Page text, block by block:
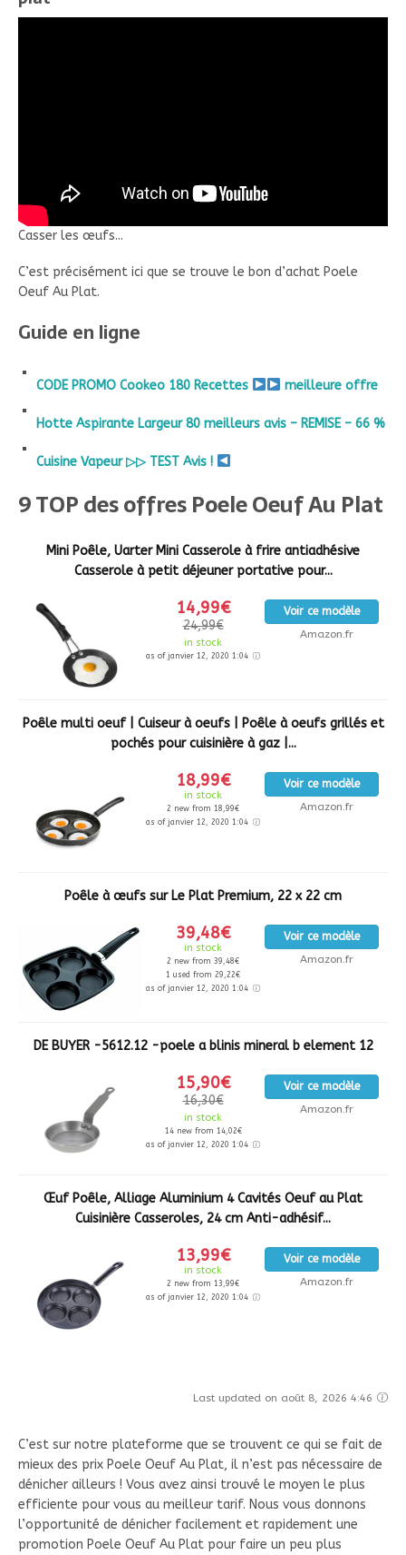
Casser les œufs...
C’est précisément ici que se trouve le bon d’achat Poele
Oeuf Au Plat.
Guide en ligne
CODE PROMO Cookeo 180 Recettes meilleure offre
Hotte Aspirante Largeur 80 meilleurs avis – REMISE – 66 %
Cuisine Vapeur ▷▷ TEST Avis !
9 TOP des offres Poele Oeuf Au Plat
Mini Poêle, Uarter Mini Casserole à frire antiadhésive
Casserole à petit déjeuner portative pour...
14,99€
24,99€
in stock
as of janvier 12, 2020 1:04
Voir ce modèle
Amazon.fr
Poêle multi oeuf | Cuiseur à oeufs | Poêle à oeufs grillés et
pochés pour cuisinière à gaz |...
18,99€
in stock
2 new from 18,99€
as of janvier 12, 2020 1:04
Voir ce modèle
Amazon.fr
Poêle à œufs sur Le Plat Premium, 22 x 22 cm
39,48€
in stock
2 new from 39,48€
1 used from 29,22€
as of janvier 12, 2020 1:04
Voir ce modèle
Amazon.fr
DE BUYER -5612.12 -poele a blinis mineral b element 12
15,90€
16,30€
in stock
14 new from 14,02€
as of janvier 12, 2020 1:04
Voir ce modèle
Amazon.fr
Œuf Poêle, Alliage Aluminium 4 Cavités Oeuf au Plat
Cuisinière Casseroles, 24 cm Anti-adhésif...
13,99€
in stock
2 new from 13,99€
as of janvier 12, 2020 1:04
Voir ce modèle
Amazon.fr
Last updated on août 8, 2026 4:46
C’est sur notre plateforme que se trouvent ce qui se fait de
mieux des prix Poele Oeuf Au Plat, il n’est pas nécessaire de
dénicher ailleurs ! Vous avez ainsi trouvé le moyen le plus
efficiente pour vous au meilleur tarif. Nous vous donnons
l’opportunité de dénicher facilement et rapidement une
promotion Poele Oeuf Au Plat pour faire un peu plus